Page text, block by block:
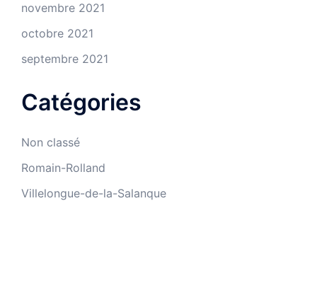
novembre 2021
octobre 2021
septembre 2021
Catégories
Non classé
Romain-Rolland
Villelongue-de-la-Salanque